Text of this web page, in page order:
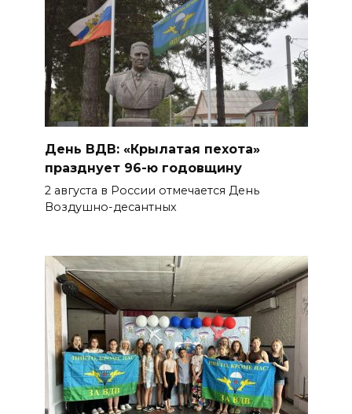
День ВДВ: «Крылатая пехота»
празднует 96-ю годовщину
2 августа в России отмечается День
Воздушно-десантных